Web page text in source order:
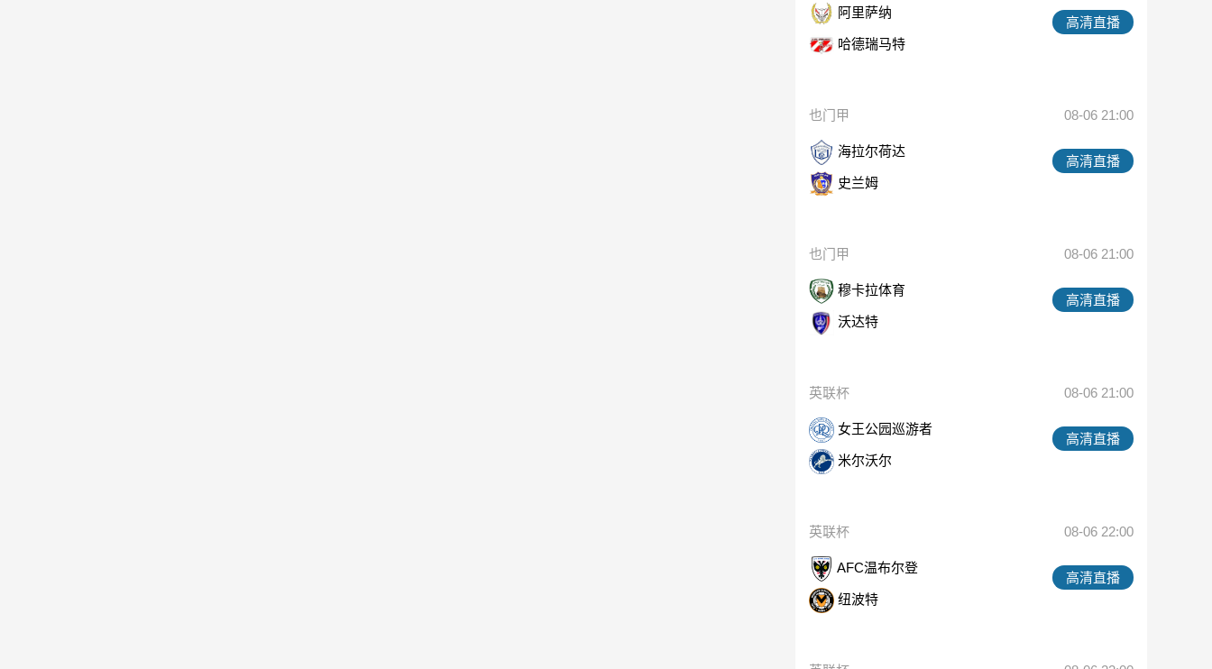
阿里萨纳
哈德瑞马特
高清直播
也门甲 08-06 21:00
海拉尔荷达
史兰姆
高清直播
也门甲 08-06 21:00
穆卡拉体育
沃达特
高清直播
英联杯 08-06 21:00
女王公园巡游者
米尔沃尔
高清直播
英联杯 08-06 22:00
AFC温布尔登
纽波特
高清直播